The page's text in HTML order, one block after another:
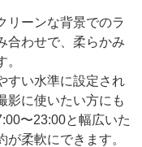
リーンな背景でのラ
合わせで、柔らかみ
すい水準に設定され
影に使いたい方にも
〜23:00と幅広いた
柔軟にできます。